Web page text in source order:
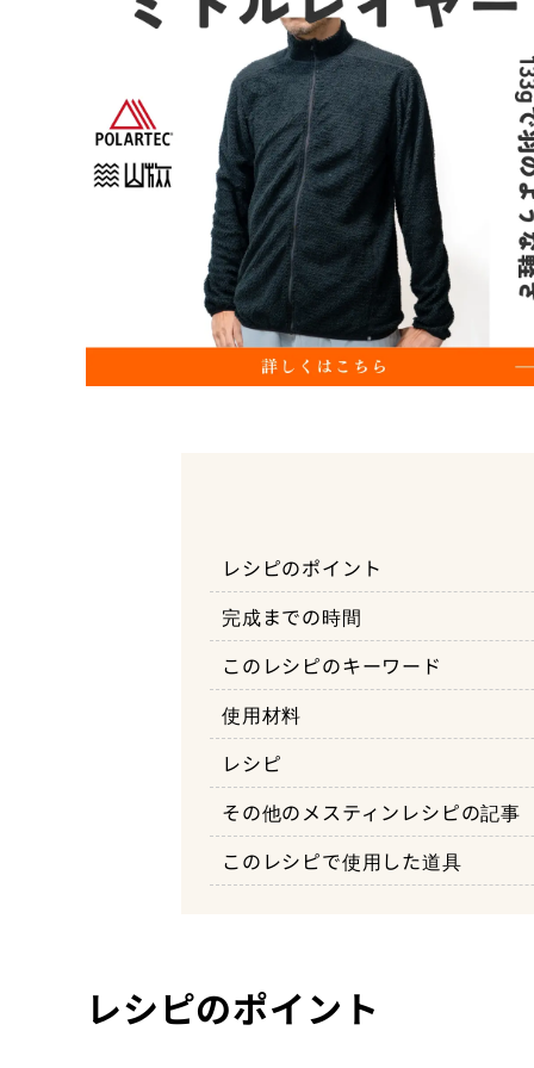
レシピのポイント
完成までの時間
このレシピのキーワード
使用材料
レシピ
1：お米を洗って吸水させる
2：鶏ガラスープと鯖缶を入れ
3：火をかけて15分ほどで完成
その他のメスティンレシピの記事
このレシピで使用した道具
レシピのポイント